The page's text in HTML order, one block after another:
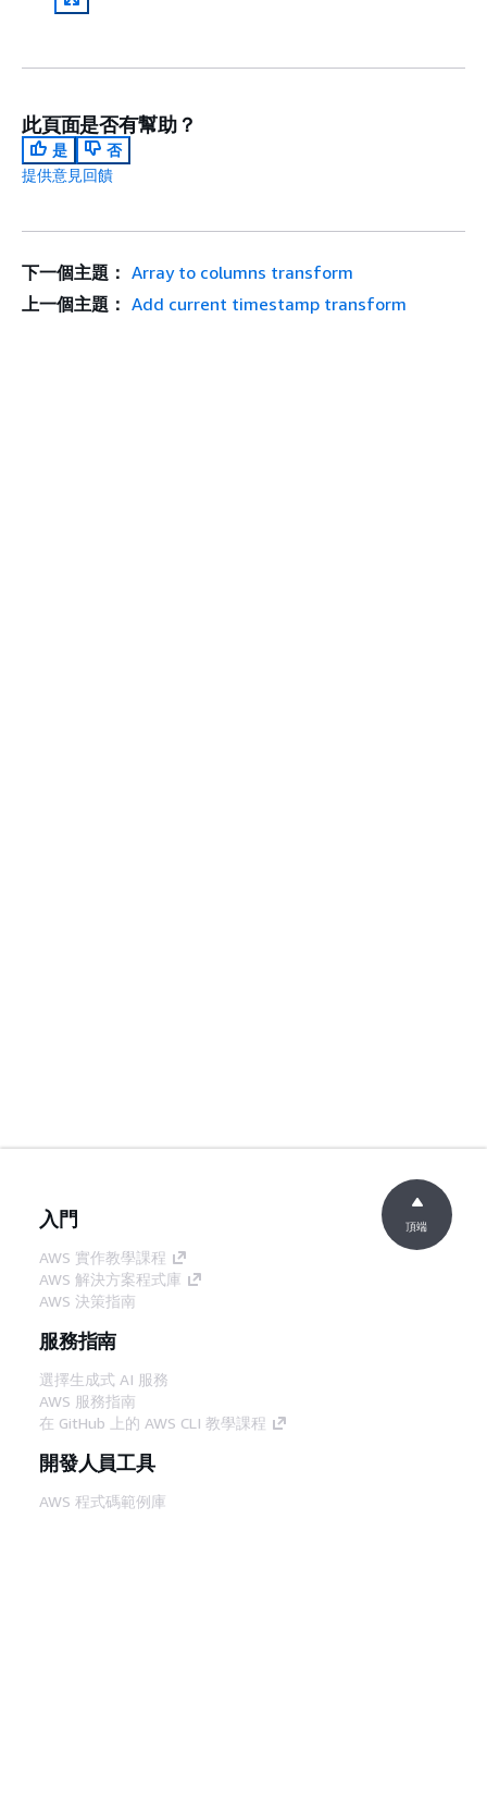
此頁面是否有幫助？
是
否
提供意見回饋
下一個主題： Array to columns transform
上一個主題： Add current timestamp transform
入門
AWS 實作教學課程
AWS 解決方案程式庫
AWS 決策指南
服務指南
選擇生成式 AI 服務
AWS 服務指南
在 GitHub 上的 AWS CLI 教學課程
開發人員工具
AWS 程式碼範例庫
頂端